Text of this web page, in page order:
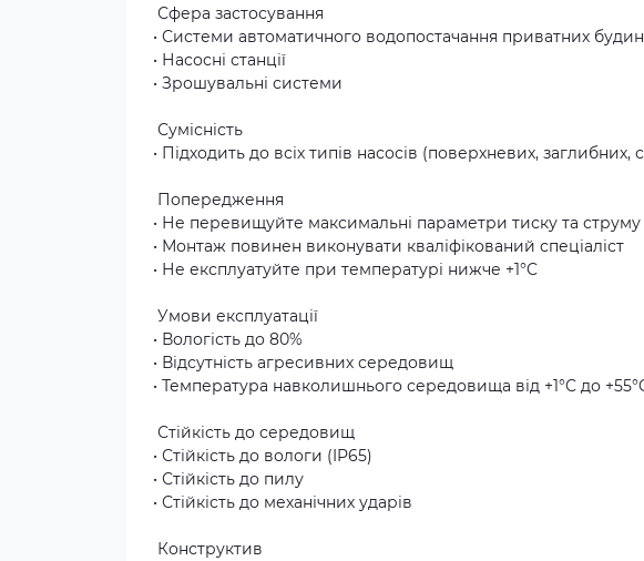
Сфера застосування
• Системи автоматичного водопостачання приватних
• Насосні станції
• Зрошувальні системи
Сумісність
• Підходить до всіх типів насосів (поверхневих,
Попередження
• Не перевищуйте максимальні параметри тиску та струму
• Монтаж повинен виконувати кваліфікований спеціаліст
• Не експлуатуйте при температурі нижче +1°C
Умови експлуатації
• Вологість до 80%
• Відсутність агресивних середовищ
• Температура навколишнього середовища від +1°C до
Стійкість до середовищ
• Стійкість до вологи (IP65)
• Стійкість до пилу
• Стійкість до механічних ударів
Конструктив